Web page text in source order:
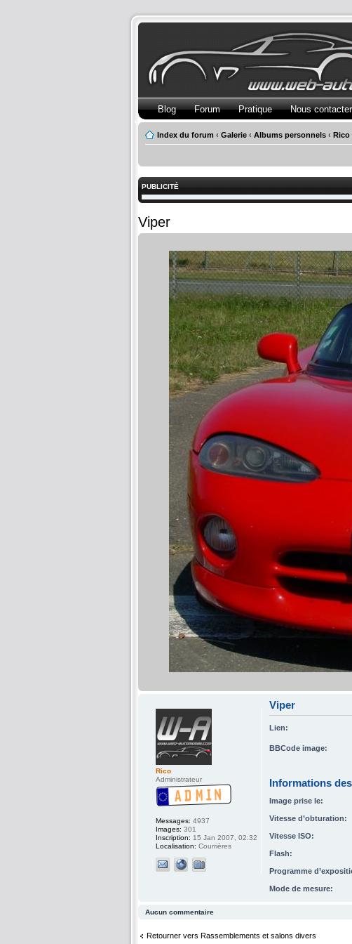
Blog Forum Pratique Nous contacter
Index du forum ‹ Galerie ‹ Albums personnels ‹ Rico
PUBLICITÉ
Viper
Viper
Lien:
BBCode image:
Informations
Image prise le:
Vitesse d’obturation:
Vitesse ISO:
Flash:
Programme
Mode de mesure:
Rico
Administrateur
Messages: 4937
Images: 301
Inscription: 15 Jan 2007, 02:32
Localisation: Courrières
Aucun commentaire
Retourner vers Rassemblements et salons divers